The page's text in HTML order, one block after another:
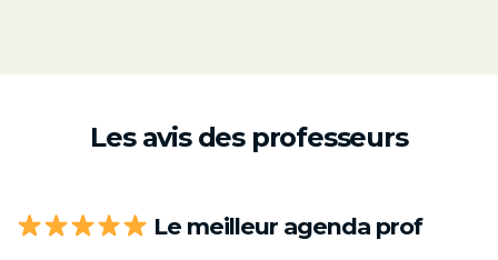
Les avis des professeurs
Le meilleur agenda prof